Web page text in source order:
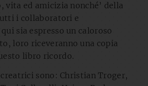
vita ed amicizia nonché’ della
i collaboratori e
sia espresso un caloroso
loro riceveranno una copia
libro ricordo.
sono: Christian Troger,